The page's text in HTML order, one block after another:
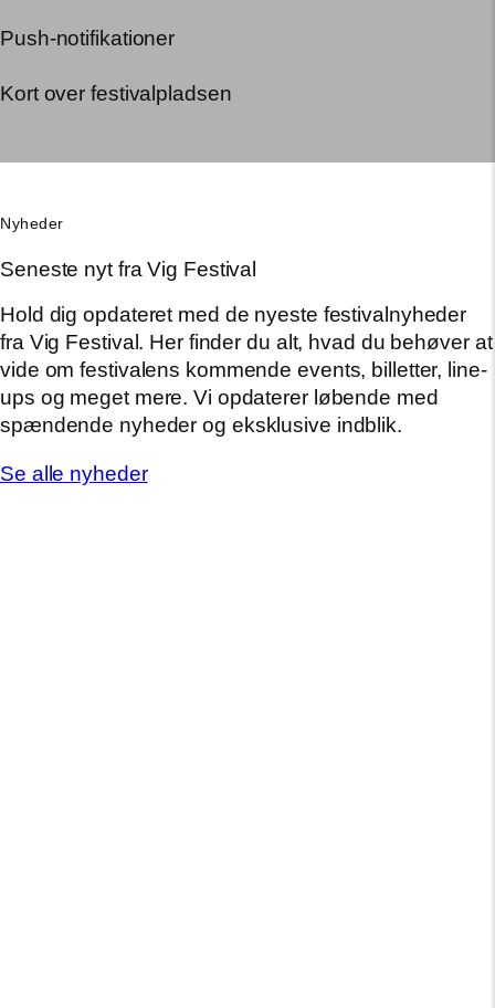
Push-notifikationer
Kort over festivalpladsen
Nyheder
Seneste nyt fra Vig Festival
Hold dig opdateret med de nyeste festivalnyheder
fra Vig Festival. Her finder du alt, hvad du behøver at
vide om festivalens kommende events, billetter, line-
ups og meget mere. Vi opdaterer løbende med
spændende nyheder og eksklusive indblik.
Se alle nyheder